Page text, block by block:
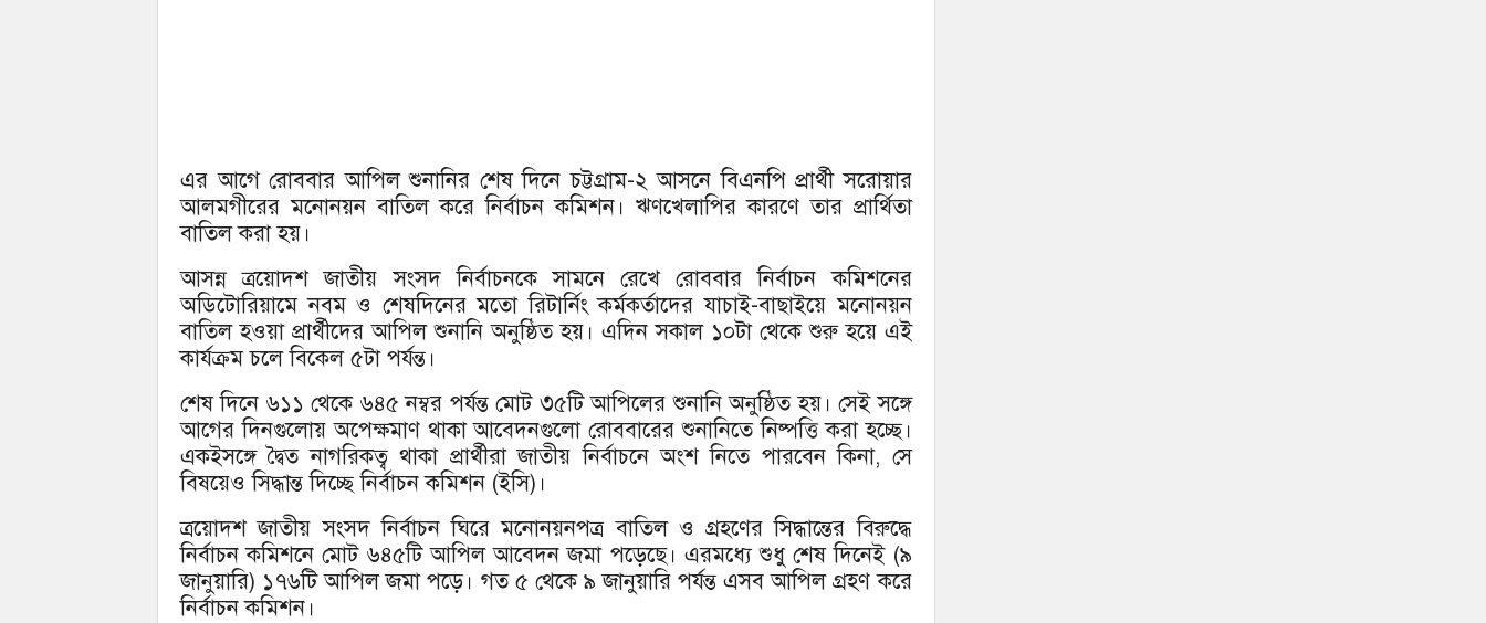
এর আগে রোববার আপিল শুনানির শেষ দিনে চট্টগ্রাম-২ আসনে বিএনপি প্রার্থী সরোয়ার
আলমগীরের মনোনয়ন বাতিল করে নির্বাচন কমিশন। ঋণখেলাপির কারণে তার প্রার্থিতা
বাতিল করা হয়।
আসন্ন ত্রয়োদশ জাতীয় সংসদ নির্বাচনকে সামনে রেখে রোববার নির্বাচন কমিশনের
অডিটোরিয়ামে নবম ও শেষদিনের মতো রিটার্নিং কর্মকর্তাদের যাচাই-বাছাইয়ে মনোনয়ন
বাতিল হওয়া প্রার্থীদের আপিল শুনানি অনুষ্ঠিত হয়। এদিন সকাল ১০টা থেকে শুরু হয়ে এই
কার্যক্রম চলে বিকেল ৫টা পর্যন্ত।
শেষ দিনে ৬১১ থেকে ৬৪৫ নম্বর পর্যন্ত মোট ৩৫টি আপিলের শুনানি অনুষ্ঠিত হয়। সেই সঙ্গে
আগের দিনগুলোয় অপেক্ষমাণ থাকা আবেদনগুলো রোববারের শুনানিতে নিষ্পত্তি করা হচ্ছে।
একইসঙ্গে দ্বৈত নাগরিকত্ব থাকা প্রার্থীরা জাতীয় নির্বাচনে অংশ নিতে পারবেন কিনা, সে
বিষয়েও সিদ্ধান্ত দিচ্ছে নির্বাচন কমিশন (ইসি)।
ত্রয়োদশ জাতীয় সংসদ নির্বাচন ঘিরে মনোনয়নপত্র বাতিল ও গ্রহণের সিদ্ধান্তের বিরুদ্ধে
নির্বাচন কমিশনে মোট ৬৪৫টি আপিল আবেদন জমা পড়েছে। এরমধ্যে শুধু শেষ দিনেই (৯
জানুয়ারি) ১৭৬টি আপিল জমা পড়ে। গত ৫ থেকে ৯ জানুয়ারি পর্যন্ত এসব আপিল গ্রহণ করে
নির্বাচন কমিশন।